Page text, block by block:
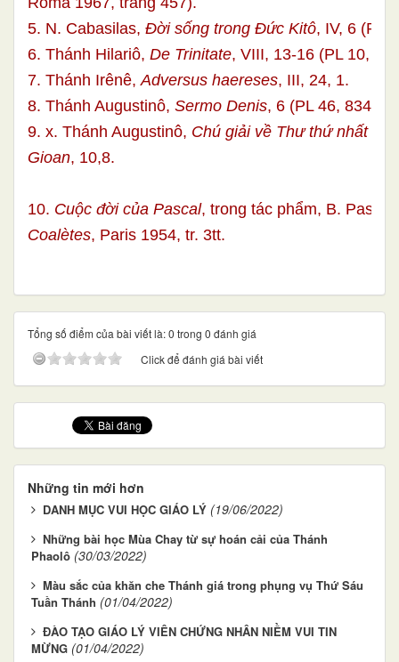
5. N. Cabasilas, Đời sống trong Đức Kitô, IV, 6 (PG
6. Thánh Hilariô, De Trinitate, VIII, 13-16 (PL 10,
7. Thánh Irênê, Adversus haereses, III, 24, 1.
8. Thánh Augustinô, Sermo Denis, 6 (PL 46, 834tt).
9. x. Thánh Augustinô, Chú giải về Thư thứ nhất
Gioan, 10,8.
10. Cuộc đời của Pascal, trong tác phẩm, B.
Coalètes, Paris 1954, tr. 3tt.
Tổng số điểm của bài viết là: 0 trong 0 đánh giá
Click để đánh giá bài viết
Những tin mới hơn
DANH MỤC VUI HỌC GIÁO LÝ (19/06/2022)
Những bài học Mùa Chay từ sự hoán cải của Thánh
Phaolô (30/03/2022)
Màu sắc của khăn che Thánh giá trong phụng vụ Thứ Sáu
Tuần Thánh (01/04/2022)
ĐÀO TẠO GIÁO LÝ VIÊN CHỨNG NHÂN NIỀM VUI TIN
MỪNG (01/04/2022)